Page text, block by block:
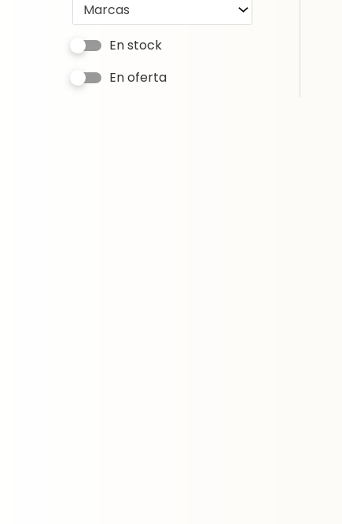
Marcas
En stock
En oferta